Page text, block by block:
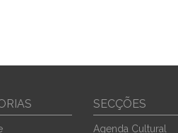
SECÇÕES
Agenda Cultural